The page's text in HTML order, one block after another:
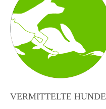
VERMITTELTE HUNDE